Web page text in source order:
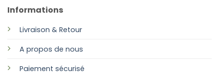
Informations
Livraison & Retour
A propos de nous
Paiement sécurisé